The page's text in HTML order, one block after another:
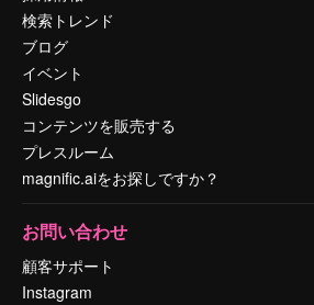
検索トレンド
ブログ
イベント
Slidesgo
コンテンツを販売する
プレスルーム
magnific.aiをお探しですか？
お問い合わせ
顧客サポート
Instagram